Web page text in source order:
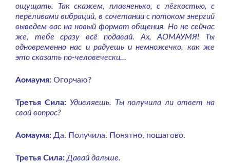
ощущать. Так скажем, плавненько, с лёгкостью, с
переливами вибраций, в сочетании с потоком энергий
выведем вас на новый формат общения. Но не сейчас
же, тебе сразу всё подавай. Ах, АОМАУМЯ! Ты
одновременно нас и радуешь и немножечко, как же
это сказать по-человечески…
Аомаумя: Огорчаю?
Третья Сила: Удивляешь. Ты получила ли ответ на
свой вопрос?
Аомаумя: Да. Получила. Понятно, пошагово.
Третья Сила: Давай дальше.